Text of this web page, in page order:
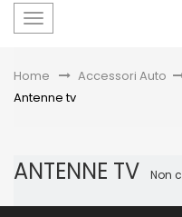
navigazione
Home &gt;Accessori Auto >
Antenne tv
ANTENNE TV Non